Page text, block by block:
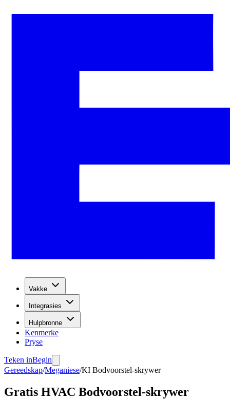
Vakke
Integrasies
Hulpbronne
Kenmerke
Pryse
Teken inBegin
Gereedskap/Meganiese/KI Bodvoorstel-skrywer
Gratis HVAC Bodvoorstel-skrywer